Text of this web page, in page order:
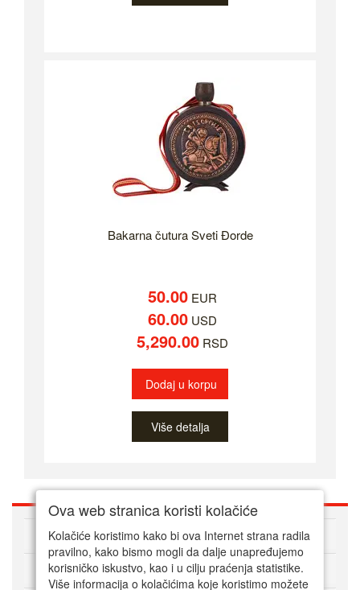
Bakarna čutura Sveti Đorde
50.00EUR
60.00USD
5,290.00RSD
Dodaj u korpu
Više detalja
O nama
Kako kupovati online
Ova web stranica koristi kolačiće
Kolačiće koristimo kako bi ova Internet strana radila
pravilno, kako bismo mogli da dalje unapređujemo
korisničko iskustvo, kao i u cilju praćenja statistike.
Više informacija o kolačićima koje koristimo možete